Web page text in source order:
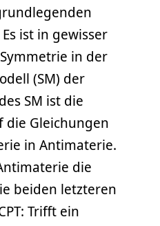
ist in gewisser
in der
(SM) der
SM ist die
die Gleichungen
in Antimaterie.
die
beiden letzteren
Trifft ein